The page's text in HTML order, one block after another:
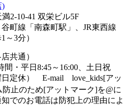
)
2-10-41 双栄ビル5F
町線「南森町駅」、JR東西線
～3分）
共通）
間・平日8:45～16:00、土日祝
日定休） E-mail love_kids[アッ
止のため[アットマーク]を@に
でのお電話は防犯上の理由によ